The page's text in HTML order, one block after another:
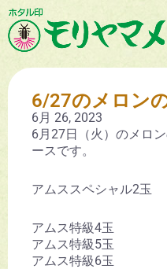
6/27のメロン
6月 26, 2023
6月27日（火）のメ
ースです。
アムススペシャル2
アムス特級4玉
アムス特級5玉
アムス特級6玉